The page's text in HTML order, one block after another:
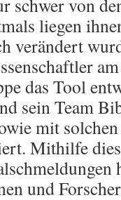
schwer von
liegen
verändert
das Tool
sein Team
mit
Mithilfe
und